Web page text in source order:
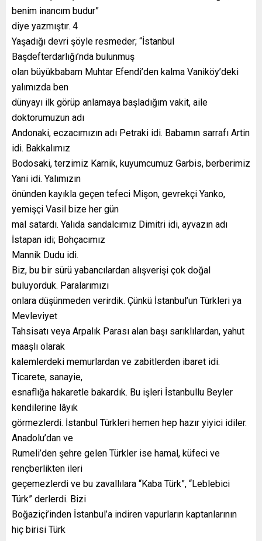
benim inancım budur”
diye yazmıştır. 4
Yaşadığı devri şöyle resmeder; “İstanbul
Başdefterdarlığı’nda bulunmuş
olan büyükbabam Muhtar Efendi’den kalma Vaniköy’deki
yalımızda ben
dünyayı ilk görüp anlamaya başladığım vakit, aile
doktorumuzun adı
Andonaki, eczacımızın adı Petraki idi. Babamın sarrafı Artin
idi. Bakkalımız
Bodosaki, terzimiz Karnik, kuyumcumuz Garbis, berberimiz
Yani idi. Yalımızın
önünden kayıkla geçen tefeci Mişon, gevrekçi Yanko,
yemişçi Vasil bize her gün
mal satardı. Yalıda sandalcımız Dimitri idi, ayvazın adı
İstapan idi; Bohçacımız
Mannik Dudu idi.
Biz, bu bir sürü yabancılardan alışverişi çok doğal
buluyorduk. Paralarımızı
onlara düşünmeden verirdik. Çünkü İstanbul’un Türkleri ya
Mevleviyet
Tahsisatı veya Arpalık Parası alan başı sarıklılardan, yahut
maaşlı olarak
kalemlerdeki memurlardan ve zabitlerden ibaret idi.
Ticarete, sanayie,
esnaflığa hakaretle bakardık. Bu işleri İstanbullu Beyler
kendilerine lâyık
görmezlerdi. İstanbul Türkleri hemen hep hazır yiyici idiler.
Anadolu’dan ve
Rumeli’den şehre gelen Türkler ise hamal, küfeci ve
rençberlikten ileri
geçemezlerdi ve bu zavallılara “Kaba Türk”, “Leblebici
Türk” derlerdi. Bizi
Boğaziçi’inden İstanbul’a indiren vapurların kaptanlarının
hiç birisi Türk